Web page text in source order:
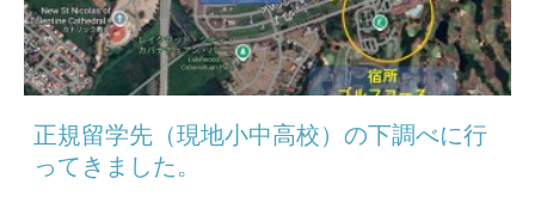
正規留学先（現地小中高校）の下調べに行
ってきました。